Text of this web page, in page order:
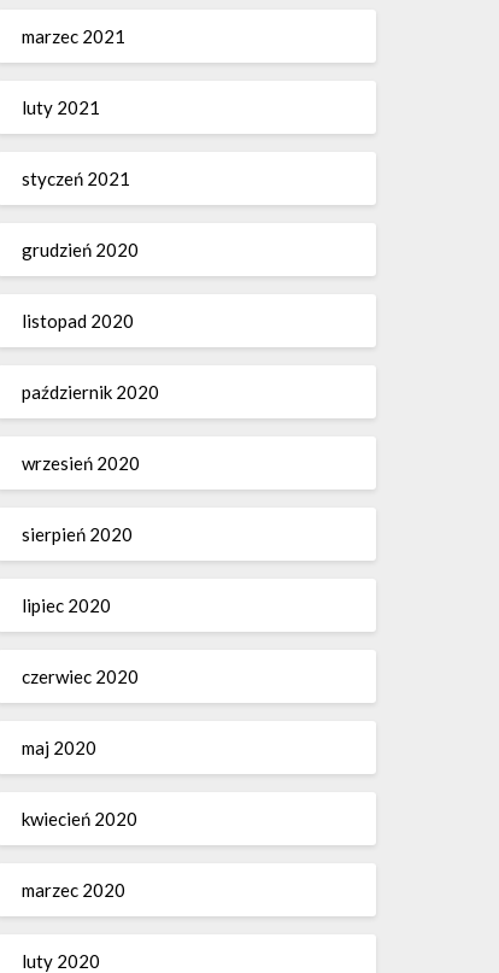
marzec 2021
luty 2021
styczeń 2021
grudzień 2020
listopad 2020
październik 2020
wrzesień 2020
sierpień 2020
lipiec 2020
czerwiec 2020
maj 2020
kwiecień 2020
marzec 2020
luty 2020